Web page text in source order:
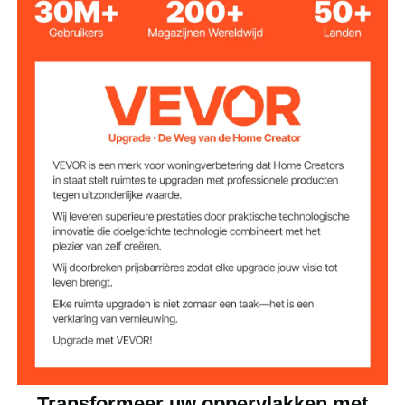
Hoofdmateriaal polyurethaan
Gevederd Vierkant
Verpakkingshoev
eelheid
Productafmetinge
23,62 x 23,62 inch / 600 x
600 mm
Nettogewicht 2,7 kg